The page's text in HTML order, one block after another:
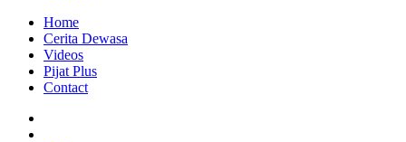
Home
Cerita Dewasa
Videos
Pijat Plus
Contact